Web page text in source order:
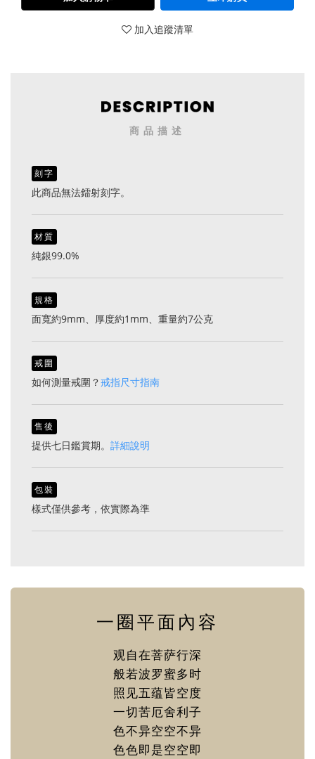
加入追蹤清單
商品描述
刻字
此商品無法鐳射刻字。
材質
純銀99.0%
規格
面寬約9mm、厚度約1mm、重量約7公克
戒圍
如何測量戒圍？戒指尺寸指南
售後
提供七日鑑賞期。 詳細說明
包裝
樣式僅供參考，依實際為準
一圈平面內容
观自在菩萨行深
般若波罗蜜多时
照见五蕴皆空度
一切苦厄舍利子
色不异空空不异
色色即是空空即